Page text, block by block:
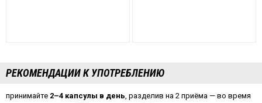
РЕКОМЕНДАЦИИ К УПОТРЕБЛЕНИЮ
принимайте 2–4 капсулы в день , разделив на 2 приёма — во время